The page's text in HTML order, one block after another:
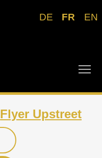
DE FR EN
Flyer Upstreet